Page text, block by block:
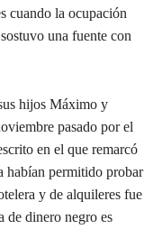
cuando la ocupación
una fuente con
hijos Máximo y
pasado por el
en el que remarcó
habían permitido probar
y de alquileres fue
de dinero negro es